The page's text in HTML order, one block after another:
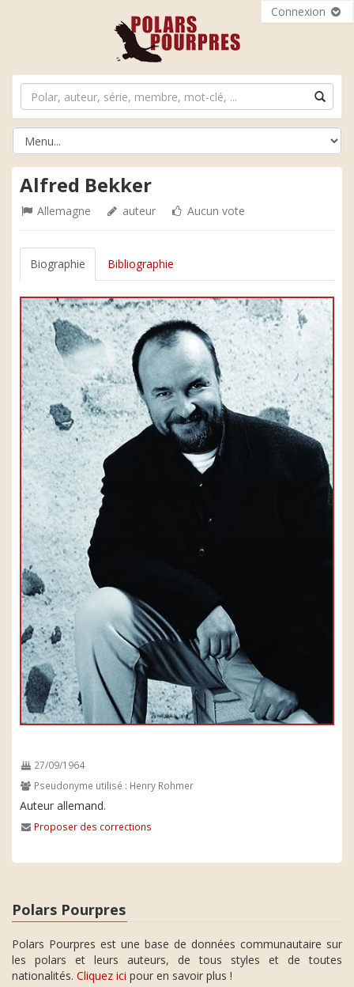
Connexion
Alfred Bekker
Allemagne auteur Aucun vote
Biographie Bibliographie
27/09/1964
Pseudonyme utilisé : Henry Rohmer
Auteur allemand.
Proposer des corrections
Polars Pourpres
Polars Pourpres est une base de données communautaire sur
les polars et leurs auteurs, de tous styles et de toutes
nationalités. Cliquez ici pour en savoir plus !